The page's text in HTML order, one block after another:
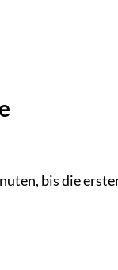
bis die